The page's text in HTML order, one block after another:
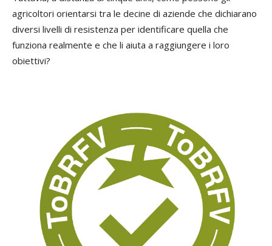
agricoltori orientarsi tra le decine di aziende che dichiarano
diversi livelli di resistenza per identificare quella che
funziona realmente e che li aiuta a raggiungere i loro
obiettivi?